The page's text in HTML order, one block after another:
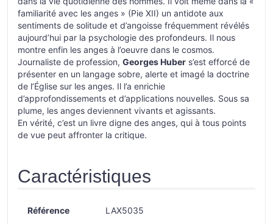
familiarité avec les anges » (Pie XII) un antidote aux
sentiments de solitude et d’angoisse fréquemment révélés
aujourd’hui par la psychologie des profondeurs. Il nous
montre enfin les anges à l’oeuvre dans le cosmos.
Journaliste de profession, Georges Huber s’est efforcé de
présenter en un langage sobre, alerte et imagé la doctrine
de l’Église sur les anges. Il l’a enrichie
d’approfondissements et d’applications nouvelles. Sous sa
plume, les anges deviennent vivants et agissants.
En vérité, c’est un livre digne des anges, qui à tous points
de vue peut affronter la critique.
Caractéristiques
Référence LAX5035